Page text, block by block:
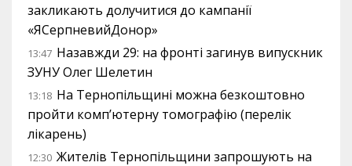
закликають долучитися до кампанії
«ЯСерпневийДонор»
13:47 Назавжди 29: на фронті загинув випускник
ЗУНУ Олег Шелетин
13:18 На Тернопільщині можна безкоштовно
пройти комп’ютерну томографію (перелік
лікарень)
12:30 Жителів Тернопільщини запрошують на